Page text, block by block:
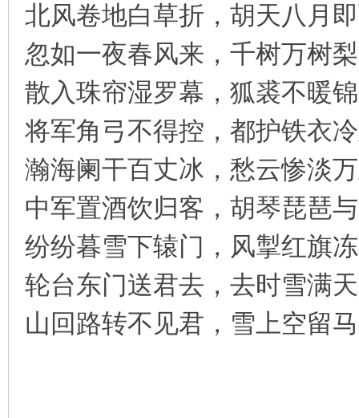
北风卷地白草折，胡天八月
忽如一夜春风来，千树万树
散入珠帘湿罗幕，狐裘不暖
将军角弓不得控，都护铁衣
瀚海阑干百丈冰，愁云惨淡
中军置酒饮归客，胡琴琵琶
纷纷暮雪下辕门，风掣红旗
轮台东门送君去，去时雪满
山回路转不见君，雪上空留